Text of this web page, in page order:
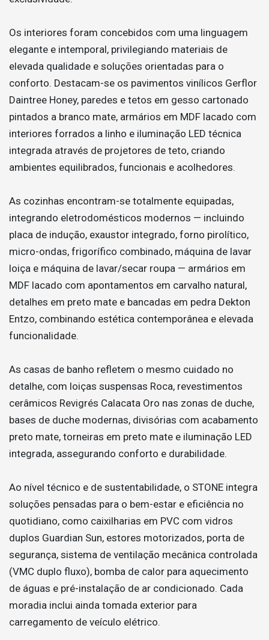
Os interiores foram concebidos com uma linguagem
elegante e intemporal, privilegiando materiais de
elevada qualidade e soluções orientadas para o
conforto. Destacam-se os pavimentos vinílicos Gerflor
Daintree Honey, paredes e tetos em gesso cartonado
pintados a branco mate, armários em MDF lacado com
interiores forrados a linho e iluminação LED técnica
integrada através de projetores de teto, criando
ambientes equilibrados, funcionais e acolhedores.
As cozinhas encontram-se totalmente equipadas,
integrando eletrodomésticos modernos — incluindo
placa de indução, exaustor integrado, forno pirolítico,
micro-ondas, frigorífico combinado, máquina de lavar
loiça e máquina de lavar/secar roupa — armários em
MDF lacado com apontamentos em carvalho natural,
detalhes em preto mate e bancadas em pedra Dekton
Entzo, combinando estética contemporânea e elevada
funcionalidade.
As casas de banho refletem o mesmo cuidado no
detalhe, com loiças suspensas Roca, revestimentos
cerâmicos Revigrés Calacata Oro nas zonas de duche,
bases de duche modernas, divisórias com acabamento
preto mate, torneiras em preto mate e iluminação LED
integrada, assegurando conforto e durabilidade.
Ao nível técnico e de sustentabilidade, o STONE integra
soluções pensadas para o bem-estar e eficiência no
quotidiano, como caixilharias em PVC com vidros
duplos Guardian Sun, estores motorizados, porta de
segurança, sistema de ventilação mecânica controlada
(VMC duplo fluxo), bomba de calor para aquecimento
de águas e pré-instalação de ar condicionado. Cada
moradia inclui ainda tomada exterior para
carregamento de veículo elétrico.